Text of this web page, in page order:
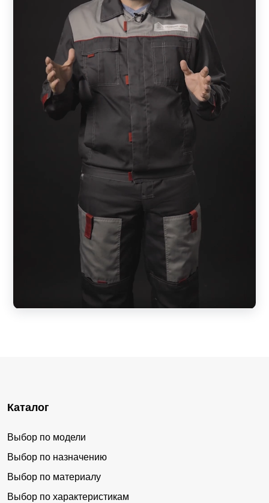
Каталог
Выбор по модели
Выбор по назначению
Выбор по материалу
Выбор по характеристикам